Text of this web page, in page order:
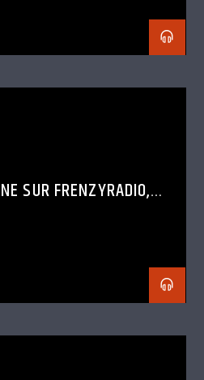
SUR FRENZYRADIO,